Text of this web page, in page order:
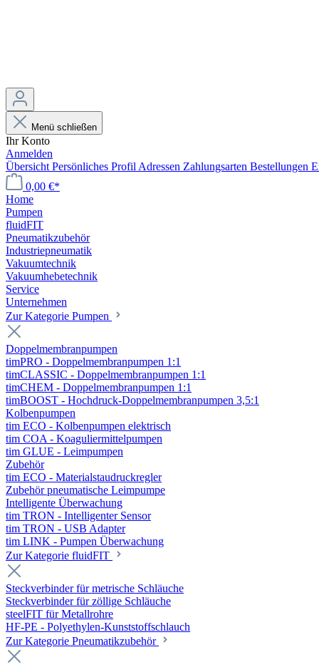
Menü schließen
Ihr Konto
Anmelden
Übersicht Persönliches Profil Adressen Zahlungsarten Bestellungen
0,00 €*
Home
Pumpen
fluidFIT
Pneumatikzubehör
Industriepneumatik
Vakuumtechnik
Vakuumhebetechnik
Service
Unternehmen
Zur Kategorie Pumpen
Doppelmembranpumpen
timPRO - Doppelmembranpumpen 1:1
timCLASSIC - Doppelmembranpumpen 1:1
timCHEM - Doppelmembranpumpen 1:1
timBOOST - Hochdruck-Doppelmembranpumpen 3,5:1
Kolbenpumpen
tim ECO - Kolbenpumpen elektrisch
tim COA - Koaguliermittelpumpen
tim GLUE - Leimpumpen
Zubehör
tim ECO - Materialstaudruckregler
Zubehör pneumatische Leimpumpe
Intelligente Überwachung
tim TRON - Intelligenter Sensor
tim TRON - USB Adapter
tim LINK - Pumpen Überwachung
Zur Kategorie fluidFIT
Steckverbinder für metrische Schläuche
Steckverbinder für zöllige Schläuche
steelFIT für Metallrohre
HF-PE - Polyethylen-Kunststoffschlauch
Zur Kategorie Pneumatikzubehör